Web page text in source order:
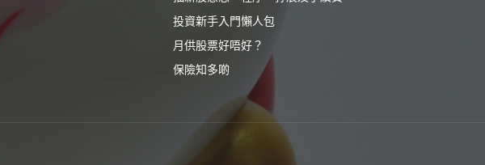
投資新手入門懶人包
月供股票好唔好？
保險知多啲